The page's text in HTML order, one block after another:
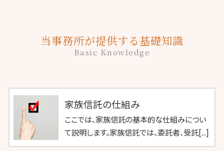
当事務所が提供する基礎知識
Basic Knowledge
家族信託の仕組み
ここでは、家族信託の基本的な仕組みについ
て説明します。家族信託では、委託者、受託[...]